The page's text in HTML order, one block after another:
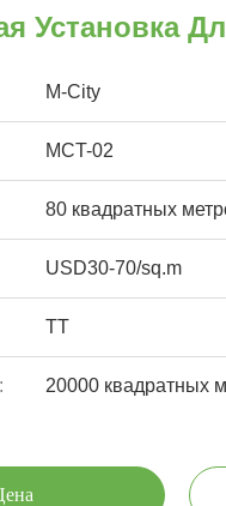
Установка
M-City
MCT-02
80 квадратных
USD30-70/sq.m
ТТ
20000 квадратных